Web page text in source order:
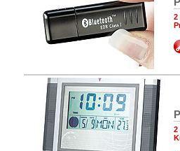
2
2